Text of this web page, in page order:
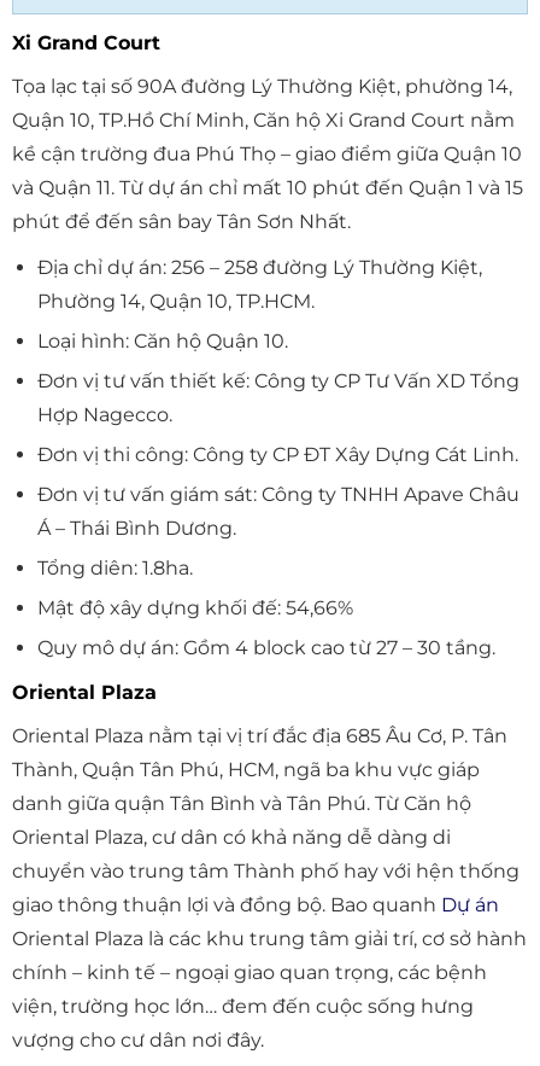
Xi Grand Court
Tọa lạc tại số 90A đường Lý Thường Kiệt, phường 14,
Quận 10, TP.Hồ Chí Minh, Căn hộ Xi Grand Court nằm
kề cận trường đua Phú Thọ – giao điểm giữa Quận 10
và Quận 11. Từ dự án chỉ mất 10 phút đến Quận 1 và 15
phút để đến sân bay Tân Sơn Nhất.
Địa chỉ dự án: 256 – 258 đường Lý Thường Kiệt,
Phường 14, Quận 10, TP.HCM.
Loại hình: Căn hộ Quận 10.
Đơn vị tư vấn thiết kế: Công ty CP Tư Vấn XD Tổng
Hợp Nagecco.
Đơn vị thi công: Công ty CP ĐT Xây Dựng Cát Linh.
Đơn vị tư vấn giám sát: Công ty TNHH Apave Châu
Á – Thái Bình Dương.
Tổng diên: 1.8ha.
Mật độ xây dựng khối đế: 54,66%
Quy mô dự án: Gồm 4 block cao từ 27 – 30 tầng.
Oriental Plaza
Oriental Plaza nằm tại vị trí đắc địa 685 Âu Cơ, P. Tân
Thành, Quận Tân Phú, HCM, ngã ba khu vực giáp
danh giữa quận Tân Bình và Tân Phú. Từ Căn hộ
Oriental Plaza, cư dân có khả năng dễ dàng di
chuyển vào trung tâm Thành phố hay với hện thống
giao thông thuận lợi và đồng bộ. Bao quanh Dự án
Oriental Plaza là các khu trung tâm giải trí, cơ sở hành
chính – kinh tế – ngoại giao quan trọng, các bệnh
viện, trường học lớn… đem đến cuộc sống hưng
vượng cho cư dân nơi đây.